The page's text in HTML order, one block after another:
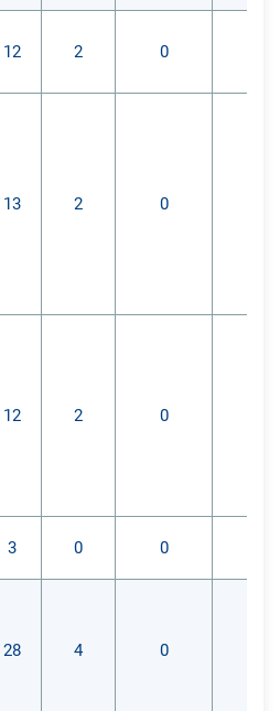
12 2 0
13 2 0
12 2 0
3 0 0
28 4 0